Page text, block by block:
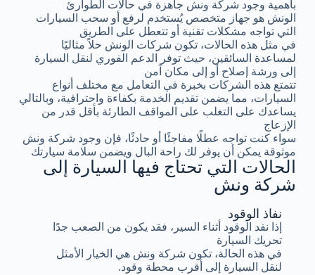
بأهمية وجود شركة ونش جاهزة في حالات الطوارئ
الونش هو جهاز متخصص يُستخدم لرفع أو سحب السيارات
التي تواجه مشكلات تقنية أو تتعطل على الطريق
في مثل هذه الحالات، تكون شركات الونش حلاً مثاليًا
لمساعدة السائقين، حيث توفر الدعم الفوري لنقل السيارة
إلى ورشة إصلاح أو إلى مكان آمن
تتمتع هذه الشركات بخبرة في التعامل مع مختلف أنواع
السيارات، مما يضمن تقديم الخدمة بكفاءة واحترافية، وبالتالي
يساعدك على التغلب على المواقف الطارئة بأقل قدر من
الإزعاج
سواء كنت تواجه عطلًا مفاجئًا أو حادثًا، فإن وجود شركة ونش
موثوقة يمكن أن يوفر لك راحة البال ويضمن سلامة سيارتك
الحالات التي تحتاج فيها السيارة إلى
شركة ونش
نفاذ الوقود
إذا نفد الوقود أثناء السير، فقد يكون من الصعب جدًا
تحريك السيارة
في هذه الحالة، تكون شركة ونش هي الخيار الأمثل
لنقل السيارة إلى أقرب محطة وقود.